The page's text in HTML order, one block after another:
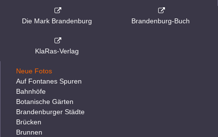
Die Mark Brandenburg Brandenburg-Buch
KlaRas-Verlag
Neue Fotos
Auf Fontanes Spuren
Bahnhöfe
Botanische Gärten
Brandenburger Städte
Brücken
Brunnen